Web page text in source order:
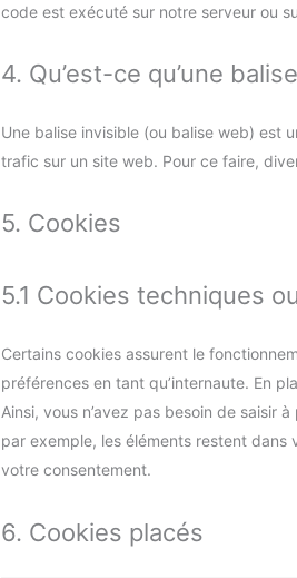
code est exécuté sur notre serveur ou
4. Qu’est-ce qu’une
Une balise invisible (ou balise web) est
trafic sur un site web. Pour ce faire,
5. Cookies
5.1 Cookies techniques
Certains cookies assurent le
préférences en tant qu’internaute. En
Ainsi, vous n’avez pas besoin de saisir
par exemple, les éléments restent dans
votre consentement.
6. Cookies placés